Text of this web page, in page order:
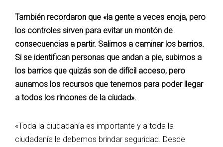
También recordaron que «la gente a veces enoja, pero
los controles sirven para evitar un montón de
consecuencias a partir. Salimos a caminar los barrios.
Si se identifican personas que andan a pie, subimos a
los barrios que quizás son de difícil acceso, pero
aunamos los recursos que tenemos para poder llegar
a todos los rincones de la ciudad».
«Toda la ciudadanía es importante y a toda la
ciudadanía le debemos brindar seguridad. Desde